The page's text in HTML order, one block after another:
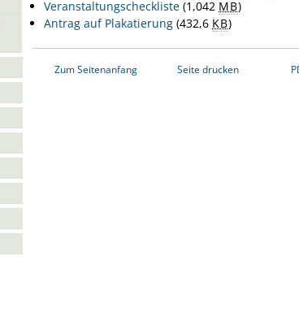
Veranstaltungscheckliste (1,042 MB)
Antrag auf Plakatierung (432,6 KB)
Zum Seitenanfang Seite drucken